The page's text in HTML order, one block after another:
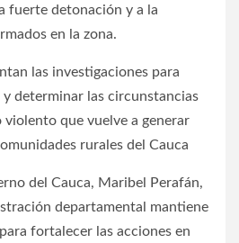
fuerte detonación y a la
en la zona.
las investigaciones para
determinar las circunstancias
violento que vuelve a generar
rurales del Cauca
del Cauca, Maribel Perafán,
departamental mantiene
fortalecer las acciones en